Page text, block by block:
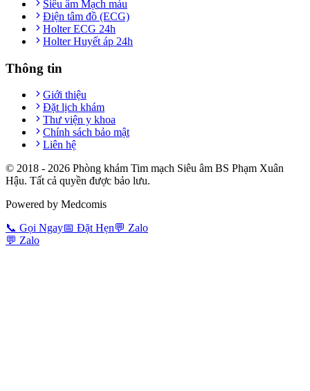
Siêu âm Mạch máu
Điện tâm đồ (ECG)
Holter ECG 24h
Holter Huyết áp 24h
Thông tin
Giới thiệu
Đặt lịch khám
Thư viện y khoa
Chính sách bảo mật
Liên hệ
© 2018 - 2026 Phòng khám Tim mạch Siêu âm BS Phạm Xuân
Hậu. Tất cả quyền được bảo lưu.
Powered by Medcomis
📞 Gọi Ngay📅 Đặt Hẹn💬 Zalo
💬 Zalo